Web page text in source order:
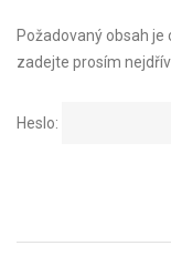
Požadovaný obsah
zadejte prosím
Heslo: